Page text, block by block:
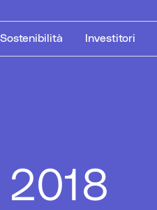
Sostenibilità Investitori